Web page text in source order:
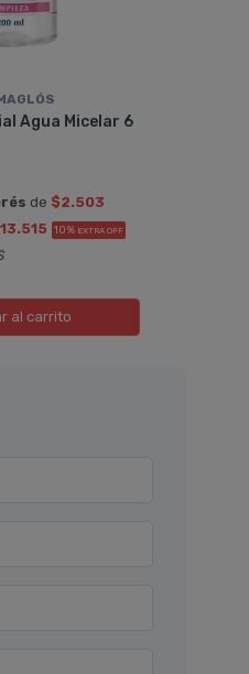
Agua Micelar 6
de $2.503
10% EXTRA OFF
al carrito